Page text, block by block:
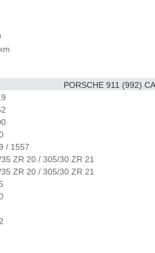
PORSCHE 911 (992)
/ 1557
ZR 20 / 305/30 ZR 21
ZR 20 / 305/30 ZR 21